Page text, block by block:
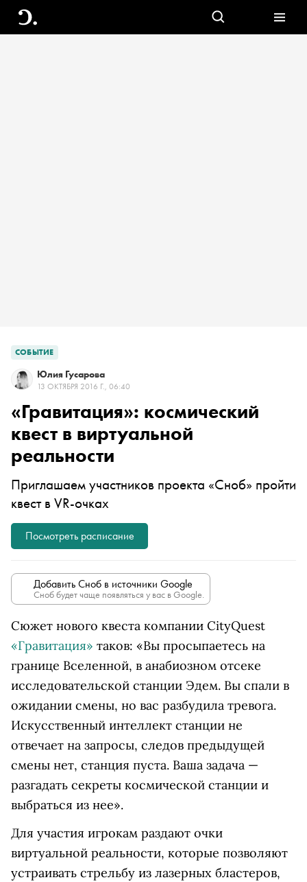
СОБЫТИЕ
Юлия Гусарова
13 ОКТЯБРЯ 2016 Г., 06:40
«Гравитация»: космический
квест в виртуальной
реальности
Приглашаем участников проекта «Сноб» пройти
квест в VR-очках
Посмотреть расписание
Добавить Сноб в источники Google
Сноб будет чаще появляться у вас в Google.
Сюжет нового квеста компании CityQuest
«Гравитация» таков: «Вы просыпаетесь на
границе Вселенной, в анабиозном отсеке
исследовательской станции Эдем. Вы спали в
ожидании смены, но вас разбудила тревога.
Искусственный интеллект станции не
отвечает на запросы, следов предыдущей
смены нет, станция пуста. Ваша задача —
разгадать секреты космической станции и
выбраться из нее».
Для участия игрокам раздают очки
виртуальной реальности, которые позволяют
устраивать стрельбу из лазерных бластеров,